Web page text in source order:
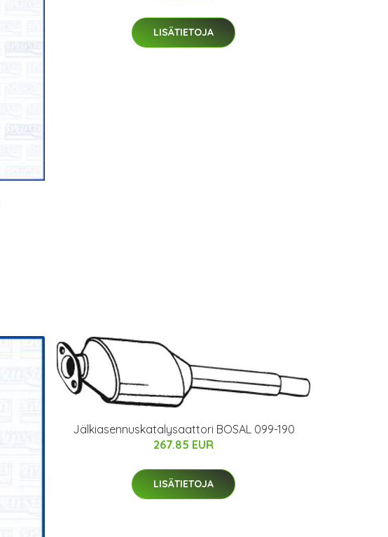
LISÄTIETOJA
Jälkiasennuskatalysaattori BOSAL 099-190
267.85 EUR
LISÄTIETOJA